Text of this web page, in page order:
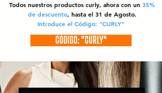
Todos nuestros productos curly, ahora con un 35%
de descuento, hasta el 31 de Agosto.
Introduce el Código: "CURLY"
CÓDIGO: "CURLY"